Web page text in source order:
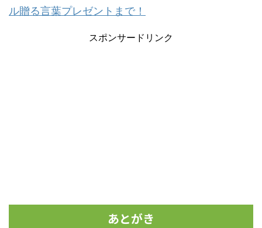
ル贈る言葉プレゼントまで！
スポンサードリンク
あとがき